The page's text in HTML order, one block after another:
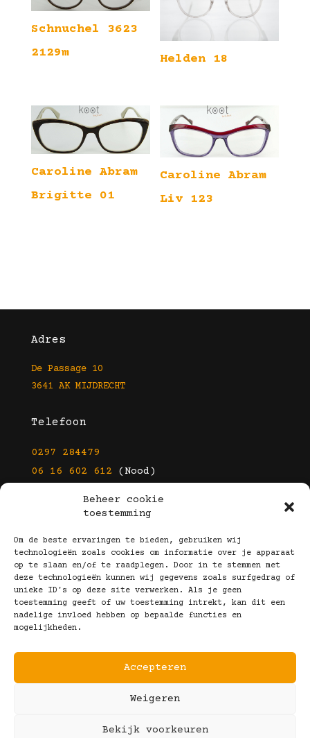
Beheer cookie
toestemming
Om de beste ervaringen te bieden, gebruiken wij
technologieën zoals cookies om informatie over je apparaat
op te slaan en/of te raadplegen. Door in te stemmen met
deze technologieën kunnen wij gegevens zoals surfgedrag of
unieke ID's op deze site verwerken. Als je geen
toestemming geeft of uw toestemming intrekt, kan dit een
nadelige invloed hebben op bepaalde functies en
mogelijkheden.
Accepteren
Weigeren
Bekijk voorkeuren
Schnuchel 3623
2129m
Helden 18
Caroline Abram
Brigitte 01
Caroline Abram
Liv 123
Adres
De Passage 10
3641 AK MIJDRECHT
Telefoon
0297 284479
06 16 602 612 (Nood)
info@kootbrillen.nl
Volg Ons!
Copyright © 2025 Koot Brillen
Algemene Voorwaarden